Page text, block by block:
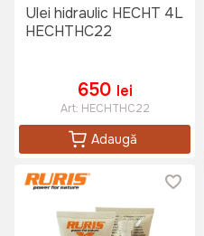
Ulei hidraulic HECHT 4L
HECHTHC22
650 lei
Art: HECHTHC22
Adaugă